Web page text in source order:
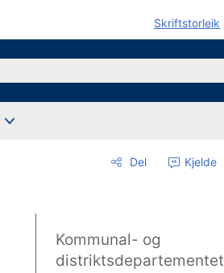
Skriftstorleik
Del Kjelde
Kommunal- og
distriktsdepartementet